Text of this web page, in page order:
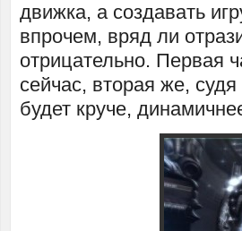
движка, а создавать
впрочем, вряд ли
отрицательно. Первая
сейчас, вторая же,
будет круче,